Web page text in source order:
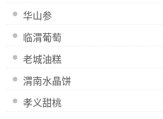
华山参
临渭葡萄
老城油糕
渭南水晶饼
孝义甜桃